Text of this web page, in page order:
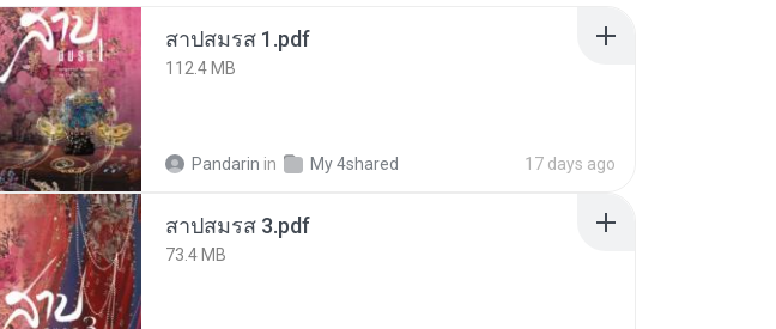
สาปสมรส 1.pdf
112.4 MB
Pandarin in My 4shared 17 days ago
สาปสมรส 3.pdf
73.4 MB